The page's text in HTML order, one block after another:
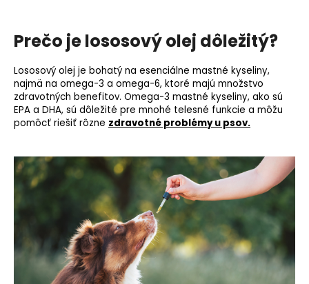
Prečo je lososový olej dôležitý?
Lososový olej je bohatý na esenciálne mastné kyseliny,
najmä na omega-3 a omega-6, ktoré majú množstvo
zdravotných benefitov. Omega-3 mastné kyseliny, ako sú
EPA a DHA, sú dôležité pre mnohé telesné funkcie a môžu
pomôcť riešiť rôzne zdravotné problémy u psov.
HĽADAŤ
O
d
p
r
ú
č
a